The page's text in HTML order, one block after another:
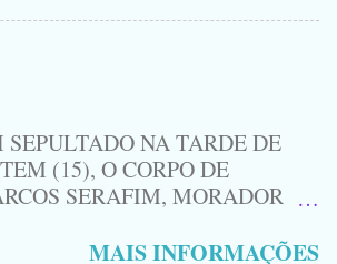
A ENTRADA DE LAGOA
A VÍTIMA CONHECIDA
LOCAL... ZÉ DO RÁDIO COMO
CONHECIDO TRABALHAVA
ANOS COM
COMO: RÁDIOS ,
SEPULTADO NA TARDE DE
(15), O CORPO DE
SERAFIM, MORADOR
SÃO JOÃO, O MESMO FOI
MAIS INFORMAÇÕES